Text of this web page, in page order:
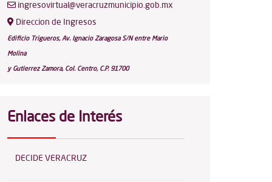
ingresovirtual@veracruzmunicipio.gob.mx
Direccion de Ingresos
Edificio Trigueros, Av. Ignacio Zaragosa S/N entre Mario
Molina
y Gutierrez Zamora, Col. Centro, C.P. 91700
Enlaces de Interés
DECIDE VERACRUZ